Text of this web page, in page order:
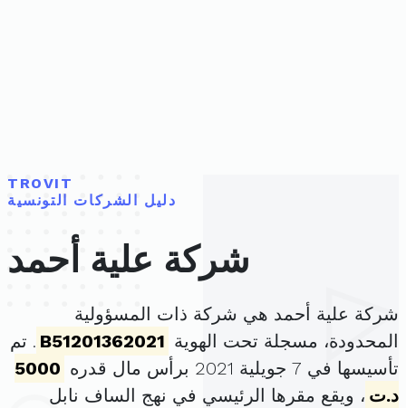
TROVIT
دليل الشركات التونسية
شركة علية أحمد
شركة علية أحمد هي شركة ذات المسؤولية
المحدودة، مسجلة تحت الهوية B51201362021 . تم
تأسيسها في 7 جويلية 2021 برأس مال قدره
5000
د.ت ، ويقع مقرها الرئيسي في نهج الساف نابل